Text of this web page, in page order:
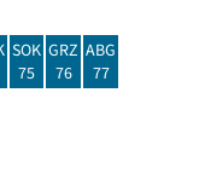
SOK
75
GRZ
76
ABG
77